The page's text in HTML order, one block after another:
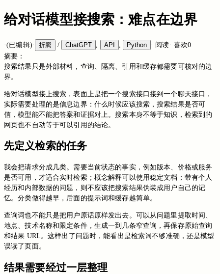
给对话模型接搜索：难点在边界
·(已编辑)· 折腾 / ChatGPT API Python · 阅读· 喜欢0
摘要：
搜索结果只是外部材料，查询、隔离、引用和缓存都需要可核对的边
界。
给对话模型接上搜索，表面上是把一个搜索接口接到一个聊天接口，
实际需要处理的是信息边界：什么时候应该搜索，搜索结果是否可
信，模型能不能把答案和证据对上。搜索本身不等于知识，检索到的
网页也不自动等于可以引用的结论。
先定义检索的任务
我会把请求分成几类。需要当前状态的事实，例如版本、价格或服务
是否可用，才适合实时检索；概念解释可以使用稳定文档；带有个人
经历和内部数据的问题，则不应该把搜索结果伪装成用户自己的记
忆。分类做得越早，后面的提示词和缓存越简单。
查询词也不能只是把用户原话原样发出去。可以从问题里提取时间、
地点、技术名称和限定条件，生成一到几条窄查询，再保存原始查询
和结果 URL。这样出了问题时，能看出是检索词不够准确，还是模型
误读了页面。
结果需要经过一层整理